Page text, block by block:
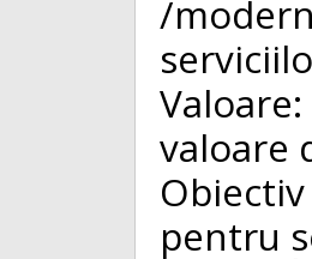
/
valoare
pentru